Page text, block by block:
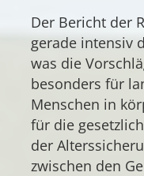
Der Bericht der
gerade intensiv
was die
besonders für
Menschen in
für die
der
zwischen den